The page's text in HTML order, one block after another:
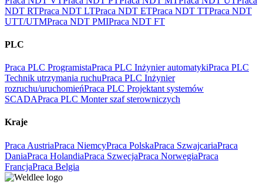
NDT RTPraca NDT LTPraca NDT ETPraca NDT TTPraca NDT
UTT/UTMPraca NDT PMIPraca NDT FT
PLC
Praca PLC ProgramistaPraca PLC Inżynier automatykiPraca PLC
Technik utrzymania ruchuPraca PLC Inżynier
rozruchu/uruchomieńPraca PLC Projektant systemów
SCADAPraca PLC Monter szaf sterowniczych
Kraje
Praca AustriaPraca NiemcyPraca PolskaPraca SzwajcariaPraca
DaniaPraca HolandiaPraca SzwecjaPraca NorwegiaPraca
FrancjaPraca Belgia